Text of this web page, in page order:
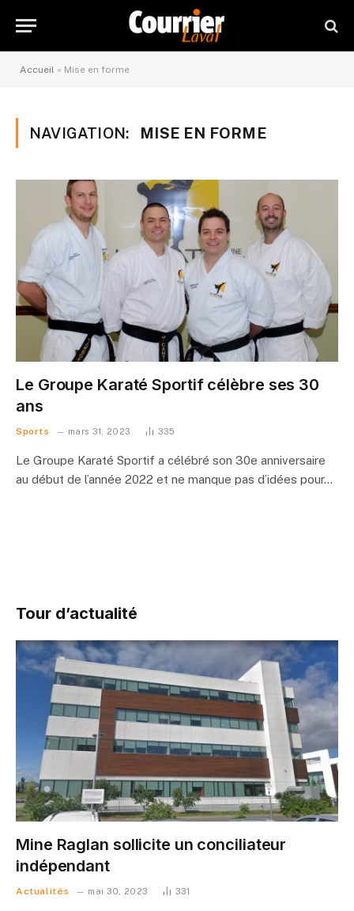
Accueil » Mise en forme
NAVIGATION: MISE EN FORME
Le Groupe Karaté Sportif célèbre ses 30
ans
Sports mars 31, 2023 335
Le Groupe Karaté Sportif a célébré son 30e anniversaire
au début de l’année 2022 et ne manque pas d’idées pour…
Tour d’actualité
Mine Raglan sollicite un conciliateur
indépendant
Actualités mai 30, 2023 331